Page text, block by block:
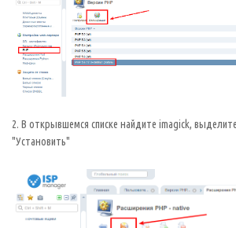
2. В открывшемся списке найдите imagick,
"Установить"